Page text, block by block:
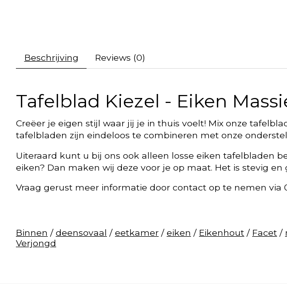
Beschrijving Reviews (0)
Tafelblad Kiezel - Eiken
Creëer je eigen stijl waar jij je in thuis voelt! Mix onze
tafelbladen zijn eindeloos te combineren met onze
Uiteraard kunt u bij ons ook alleen losse eiken tafelbladen
eiken? Dan maken wij deze voor je op maat. Het is stevig
Vraag gerust meer informatie door contact op te nemen via
Binnen /deensovaal /eetkamer /eiken / Eikenhout / Facet /
Verjongd